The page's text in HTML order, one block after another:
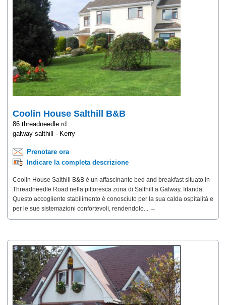
Coolin House Salthill B&B
86 threadneedle rd
galway salthill - Kerry
Prenotare ora
Indicare la completa descrizione
Coolin House Salthill B&B è un affascinante bed and breakfast situato in
Threadneedle Road nella pittoresca zona di Salthill a Galway, Irlanda.
Questo accogliente stabilimento è conosciuto per la sua calda ospitalità e
per le sue sistemazioni confortevoli, rendendolo... →